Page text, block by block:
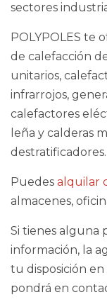
sectores
POLYPOLES te
de calefacción
unitarios,
infrarrojos,
calefactores
leña y calderas
destratificadores.
Puedes alquilar
almacenes,
Si tienes alguna
información, la
tu disposición en
pondrá en